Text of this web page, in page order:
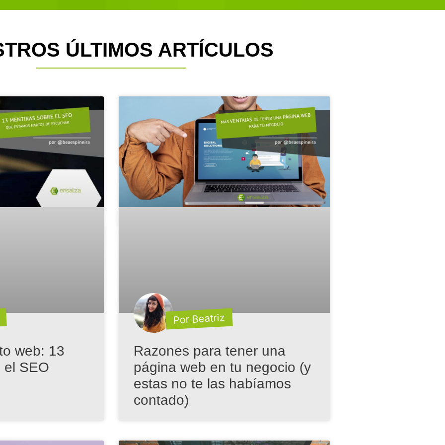
ÚLTIMOS ARTÍCULOS
web: 13
el SEO
Por Beatriz
Razones para tener una
página web en tu negocio (y
estas no te las habíamos
contado)